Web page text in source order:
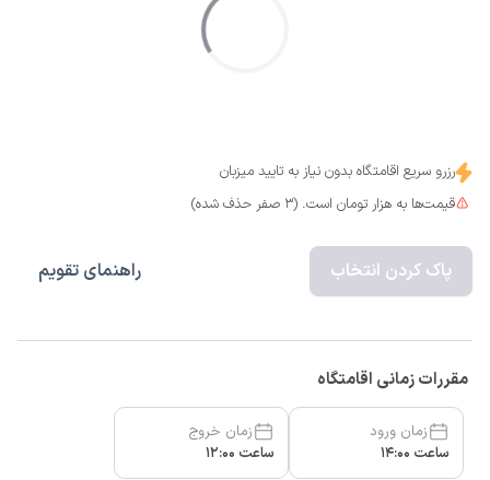
رزرو سریع اقامتگاه بدون نیاز به تایید میزبان
قیمت‌ها به هزار تومان است. (3 صفر حذف شده)
پاک کردن انتخاب راهنمای تقویم
مقررات زمانی اقامتگاه
زمان ورود
ساعت 14:00
زمان خروج
ساعت 12:00